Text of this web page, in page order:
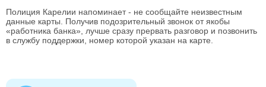
Полиция Карелии напоминает - не сообщайте неизвестным
данные карты. Получив подозрительный звонок от якобы
«работника банка», лучше сразу прервать разговор и позвонить
в службу поддержки, номер которой указан на карте.